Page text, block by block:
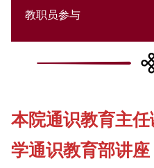
社交媒体专栏
《新亚简讯》
《新亚书院概览》
教职员参与
College Updates
Cultural Topics
本院通识教育主
学通识教育部讲座